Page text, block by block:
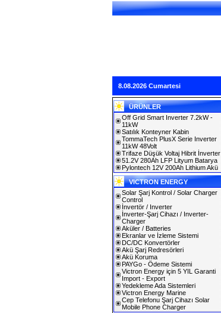
8.08.2026 Cumartesi
ÜRÜNLER
Off Grid Smart Inverter 7.2kW -
11kW
Satılık Konteyner Kabin
TommaTech PlusX Serie Inverter
11kW 48Volt
Trifaze Düşük Voltaj Hibrit İnverter
51.2V 280Ah LFP Lityum Batarya
Pylontech 12V 200Ah Lithium Akü
VICTRON ENERGY
Solar Şarj Kontrol / Solar Charger
Control
İnvertör / Inverter
İnverter-Şarj Cihazı / Inverter-
Charger
Aküler / Batteries
Ekranlar ve İzleme Sistemi
DC/DC Konvertörler
Akü Şarj Redresörleri
Akü Koruma
PAYGo - Ödeme Sistemi
Victron Energy için 5 YIL Garanti
Import - Export
Yedekleme Ada Sistemleri
Victron Energy Marine
Cep Telefonu Şarj Cihazı Solar
Mobile Phone Charger